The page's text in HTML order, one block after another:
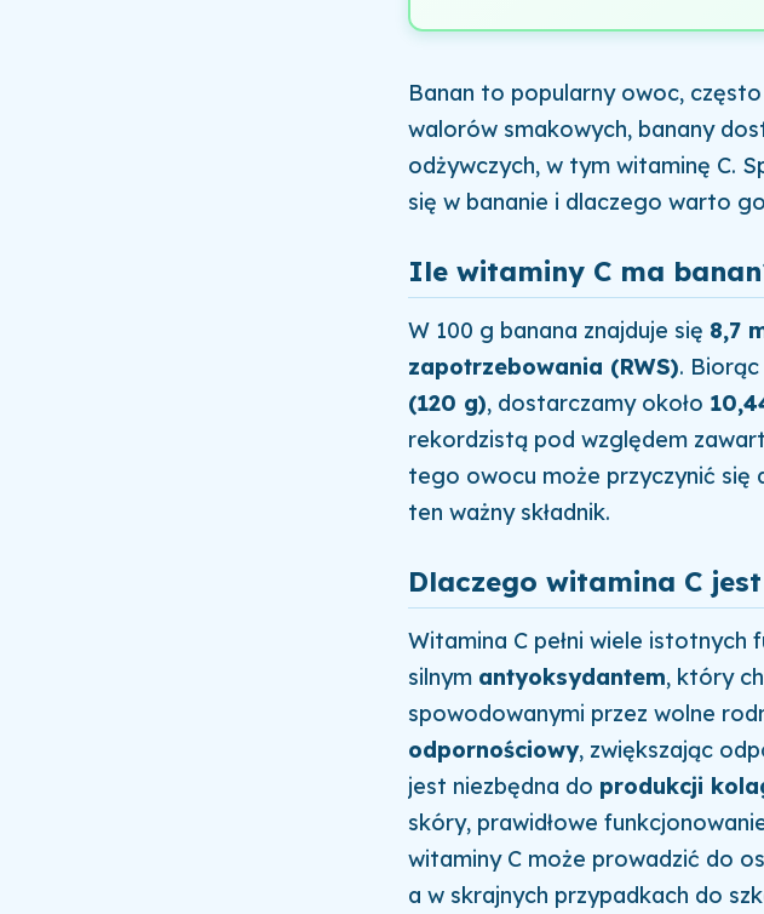
Banan to popularny owoc,
walorów smakowych, banany
odżywczych, w tym witaminę C.
się w bananie i dlaczego warto
Ile witaminy C ma
W 100 g banana znajduje się 8,7
zapotrzebowania (RWS).
(120 g), dostarczamy około
rekordzistą pod względem
tego owocu może przyczynić się
ten ważny składnik.
Dlaczego witamina C
Witamina C pełni wiele istotnych
silnym antyoksydantem, który
spowodowanymi przez wolne
odpornościowy, zwiększając
jest niezbędna do produkcji
skóry, prawidłowe
witaminy C może prowadzić do
a w skrajnych przypadkach do